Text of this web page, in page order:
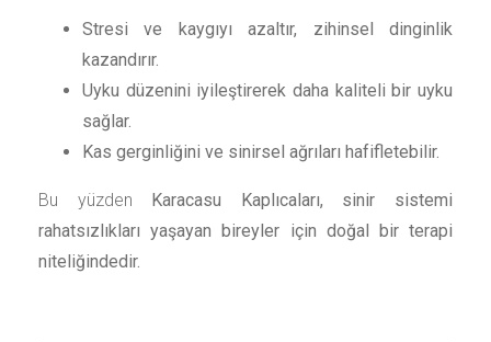
Stresi ve kaygıyı azaltır, zihinsel dinginlik
kazandırır.
Uyku düzenini iyileştirerek daha kaliteli bir uyku
sağlar.
Kas gerginliğini ve sinirsel ağrıları hafifletebilir.
Bu yüzden Karacasu Kaplıcaları, sinir sistemi
rahatsızlıkları yaşayan bireyler için doğal bir terapi
niteliğindedir.